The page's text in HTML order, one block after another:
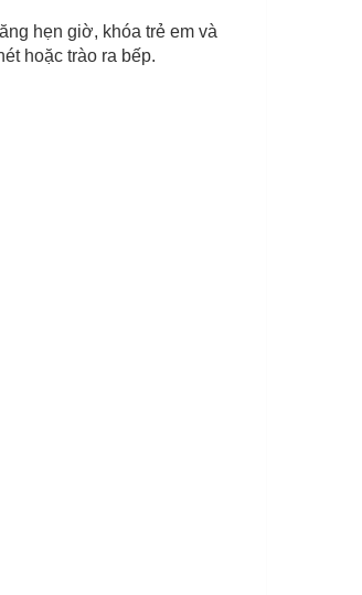
hẹn giờ, khóa trẻ em và
hoặc trào ra bếp.